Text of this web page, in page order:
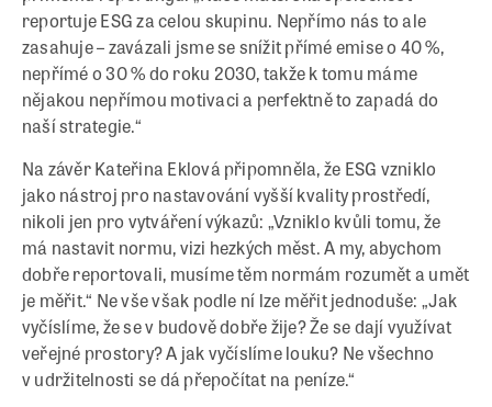
reportuje ESG za celou skupinu. Nepřímo nás to ale
zasahuje – zavázali jsme se snížit přímé emise o 40 %,
nepřímé o 30 % do roku 2030, takže k tomu máme
nějakou nepřímou motivaci a perfektně to zapadá do
naší strategie.“
Na závěr Kateřina Eklová připomněla, že ESG vzniklo
jako nástroj pro nastavování vyšší kvality prostředí,
nikoli jen pro vytváření výkazů: „Vzniklo kvůli tomu, že
má nastavit normu, vizi hezkých měst. A my, abychom
dobře reportovali, musíme těm normám rozumět a umět
je měřit.“ Ne vše však podle ní lze měřit jednoduše: „Jak
vyčíslíme, že se v budově dobře žije? Že se dají využívat
veřejné prostory? A jak vyčíslíme louku? Ne všechno
v udržitelnosti se dá přepočítat na peníze.“